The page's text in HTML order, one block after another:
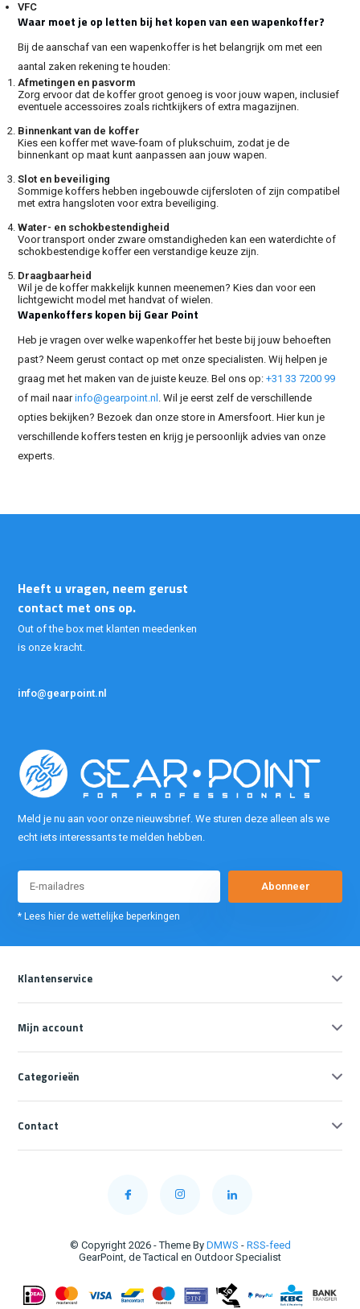
VFC
Waar moet je op letten bij het kopen van een wapenkoffer?
Bij de aanschaf van een wapenkoffer is het belangrijk om met een
aantal zaken rekening te houden:
Afmetingen en pasvorm
Zorg ervoor dat de koffer groot genoeg is voor jouw wapen, inclusief
eventuele accessoires zoals richtkijkers of extra magazijnen.
Binnenkant van de koffer
Kies een koffer met wave-foam of plukschuim, zodat je de
binnenkant op maat kunt aanpassen aan jouw wapen.
Slot en beveiliging
Sommige koffers hebben ingebouwde cijfersloten of zijn compatibel
met extra hangsloten voor extra beveiliging.
Water- en schokbestendigheid
Voor transport onder zware omstandigheden kan een waterdichte of
schokbestendige koffer een verstandige keuze zijn.
Draagbaarheid
Wil je de koffer makkelijk kunnen meenemen? Kies dan voor een
lichtgewicht model met handvat of wielen.
Wapenkoffers kopen bij Gear Point
Heb je vragen over welke wapenkoffer het beste bij jouw behoeften
past? Neem gerust contact op met onze specialisten. Wij helpen je
graag met het maken van de juiste keuze. Bel ons op:+31 33 7200 99
of mail naarinfo@gearpoint.nl . Wil je eerst zelf de verschillende
opties bekijken? Bezoek dan onze store in Amersfoort. Hier kun je
verschillende koffers testen en krijg je persoonlijk advies van onze
experts.
Heeft u vragen, neem gerust
contact met ons op.
Out of the box met klanten meedenken
is onze kracht.
info@gearpoint.nl
Meld je nu aan voor onze nieuwsbrief. We sturen deze alleen als we
echt iets interessants te melden hebben.
Abonneer
* Lees hier de wettelijke beperkingen
Klantenservice
Mijn account
Categorieën
Contact
© Copyright 2026 - Theme By DMWS - RSS-feed
GearPoint, de Tactical en Outdoor Specialist